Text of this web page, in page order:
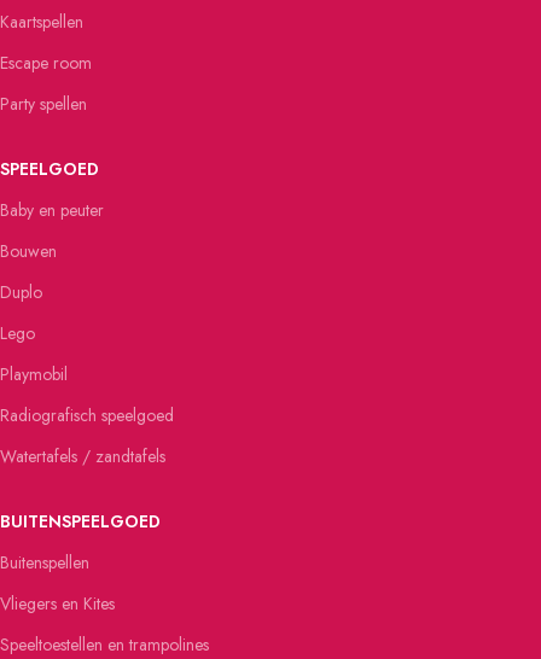
Kaartspellen
Escape room
Party spellen
SPEELGOED
Baby en peuter
Bouwen
Duplo
Lego
Playmobil
Radiografisch speelgoed
Watertafels / zandtafels
BUITENSPEELGOED
Buitenspellen
Vliegers en Kites
Speeltoestellen en trampolines